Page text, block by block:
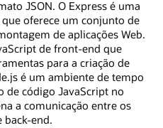
JSON. O Express é uma
oferece um conjunto de
de aplicações Web.
de front-end que
para a criação de
é um ambiente de tempo
de código JavaScript no
a comunicação entre os
back-end.